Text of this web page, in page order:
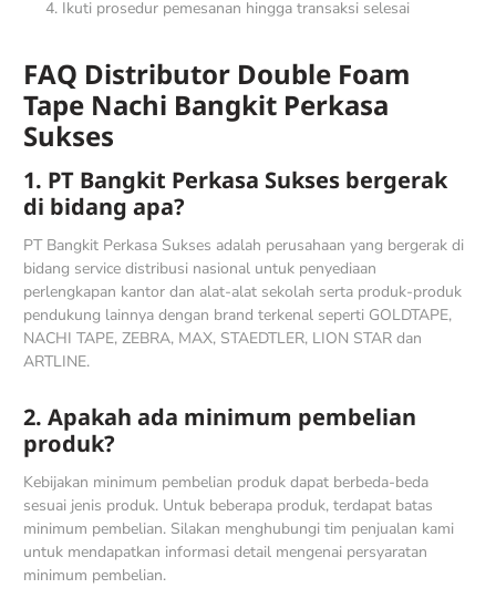
Ikuti prosedur pemesanan hingga transaksi selesai
FAQ Distributor Double Foam
Tape Nachi Bangkit Perkasa
Sukses
1. PT Bangkit Perkasa Sukses bergerak
di bidang apa?
PT Bangkit Perkasa Sukses adalah perusahaan yang bergerak di
bidang service distribusi nasional untuk penyediaan
perlengkapan kantor dan alat-alat sekolah serta produk-produk
pendukung lainnya dengan brand terkenal seperti GOLDTAPE,
NACHI TAPE, ZEBRA, MAX, STAEDTLER, LION STAR dan
ARTLINE.
2. Apakah ada minimum pembelian
produk?
Kebijakan minimum pembelian produk dapat berbeda-beda
sesuai jenis produk. Untuk beberapa produk, terdapat batas
minimum pembelian. Silakan menghubungi tim penjualan kami
untuk mendapatkan informasi detail mengenai persyaratan
minimum pembelian.